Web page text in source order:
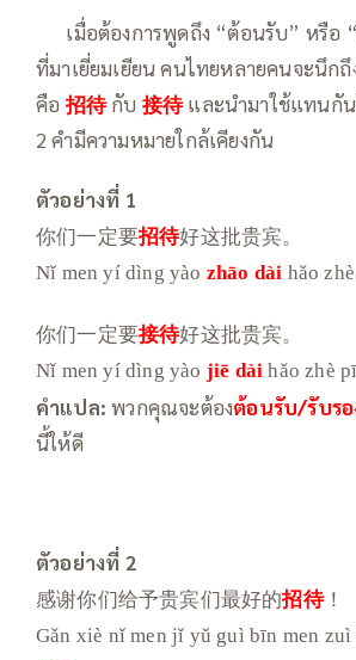
เมื่อต้องการพูดถึง “ต้อนรับ” หรือ
ที่มาเยี่ยมเยียน คนไทยหลายคนจะนึกถึ
คือ 招待กับ 接待และนำมาใช้แทนกั
2 คำมีความหมายใกล้เคียงกัน
ตัวอย่างที่ 1
你们一定要招待好这批贵宾。
Nǐ men yí dìng yào zhāo dài hǎo
你们一定要接待好这批贵宾。
Nǐ men yí dìng yào jiē dài hǎo zhè
คำแปล:พวกคุณจะต้องต้อนรับ/รับรอ
นี้ให้ดี
ตัวอย่างที่ 2
感谢你们给予贵宾们最好的招待！
Gǎn xiè nǐ men jǐ yǔ guì bīn men zuì